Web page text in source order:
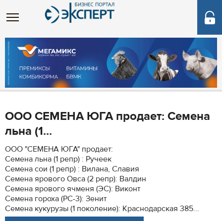
ООО СЕМЕНА ЮГА продает: Семена
льна (1...
ООО "СЕМЕНА ЮГА" продает:
Семена льна (1 репр) : Ручеек
Семена сои (1 репр) : Вилана, Славия
Семена ярового Овса (2 репр): Валдин
Семена ярового ячменя (ЭС): Виконт
Семена гороха (РС-3): Зенит
Семена кукурузы (1 поколение): Краснодарская 385...